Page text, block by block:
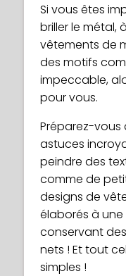
Si vous êtes
briller le métal,
vêtements de
des motifs
impeccable,
pour vous.
Préparez-vous
astuces
peindre des
comme de
designs de
élaborés à
conservant
nets ! Et tout
simples !